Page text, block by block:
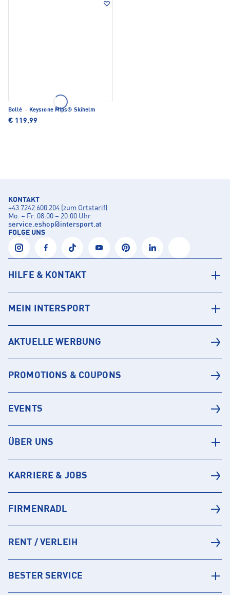
Bollé · Keystone Mips® Skihelm
€ 119,99
KONTAKT
+43 7242 600 204 (zum Ortstarif)
Mo. – Fr. 08:00 – 20:00 Uhr
service.eshop@intersport.at
FOLGE UNS
HILFE & KONTAKT
MEIN INTERSPORT
AKTUELLE WERBUNG
PROMOTIONS & COUPONS
EVENTS
ÜBER UNS
KARRIERE & JOBS
FIRMENRADL
RENT / VERLEIH
BESTER SERVICE